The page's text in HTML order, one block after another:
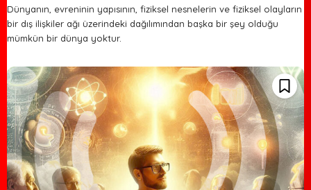
Dünyanın, evreninin yapısının, fiziksel nesnelerin ve fiziksel olayların
bir dış ilişkiler ağı üzerindeki dağılımından başka bir şey olduğu
mümkün bir dünya yoktur.